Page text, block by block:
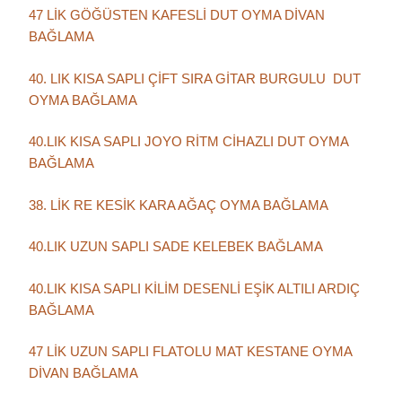
47 LİK GÖĞÜSTEN KAFESLİ DUT OYMA DİVAN
BAĞLAMA
40. LIK KISA SAPLI ÇİFT SIRA GİTAR BURGULU DUT
OYMA BAĞLAMA
40.LIK KISA SAPLI JOYO RİTM CİHAZLI DUT OYMA
BAĞLAMA
38. LİK RE KESİK KARA AĞAÇ OYMA BAĞLAMA
40.LIK UZUN SAPLI SADE KELEBEK BAĞLAMA
40.LIK KISA SAPLI KİLİM DESENLİ EŞİK ALTILI ARDIÇ
BAĞLAMA
47 LİK UZUN SAPLI FLATOLU MAT KESTANE OYMA
DİVAN BAĞLAMA